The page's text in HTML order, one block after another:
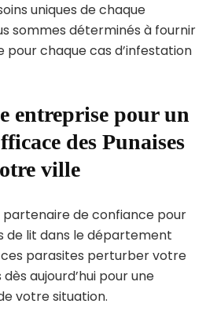
uniques de chaque
sommes déterminés à fournir
pour chaque cas d’infestation
entreprise pour un
des Punaises
ville
partenaire de confiance pour
de lit dans le département
ces parasites perturber votre
aujourd’hui pour une
votre situation.